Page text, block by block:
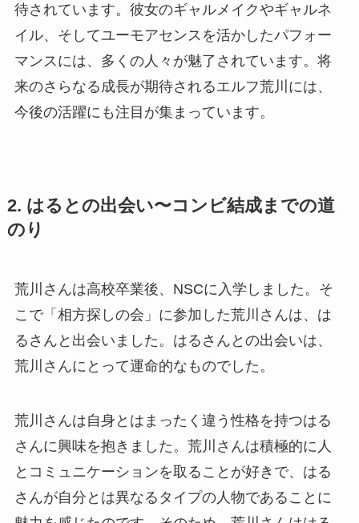
待されています。彼女のギャルメイクやギャルネ
イル、そしてユーモアセンスを活かしたパフォー
マンスには、多くの人々が魅了されています。将
来のさらなる成長が期待されるエルフ荒川には、
今後の活躍にも注目が集まっています。
2. はるとの出会い〜コンビ結成までの道
のり
荒川さんは高校卒業後、NSCに入学しました。そ
こで「相方探しの会」に参加した荒川さんは、は
るさんと出会いました。はるさんとの出会いは、
荒川さんにとって運命的なものでした。
荒川さんは自身とはまったく違う性格を持つはる
さんに興味を抱きました。荒川さんは積極的に人
とコミュニケーションを取ることが好きで、はる
さんが自分とは異なるタイプの人物であることに